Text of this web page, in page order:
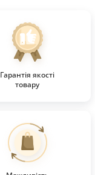
Гарантія якості
товару